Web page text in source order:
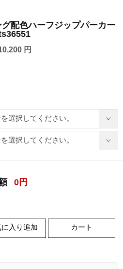
配色ハーフジップパーカー
円
0 円
に入り追加 カート